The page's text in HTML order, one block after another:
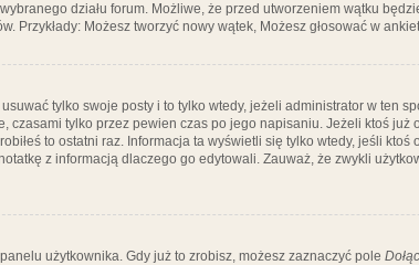
działu forum. Możliwe, że przed utworzeniem wątku
Przykłady: Możesz tworzyć nowy wątek, Możesz głosować w
tylko swoje posty i to tylko wtedy, jeżeli administrator w ten
czasami tylko przez pewien czas po jego napisaniu. Jeżeli ktoś już
to ostatni raz. Informacja ta wyświetli się tylko wtedy, jeśli ktoś
z informacją dlaczego go edytowali. Zauważ, że zwykli
użytkownika. Gdy już to zrobisz, możesz zaznaczyć pole